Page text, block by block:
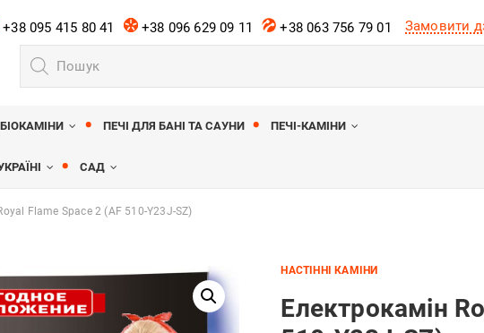
+38 095 415 80 41 +38 096 629 09 11 +38 063 756 79 01 Замовити
Пошук
товарів
БІОКАМІНИ ПЕЧІ ДЛЯ БАНІ ТА САУНИ ПЕЧІ-КАМІНИ
САД
Flame Space 2 (AF 510-Y23J-SZ)
НАСТІННІ КАМІНИ
Електрокамін